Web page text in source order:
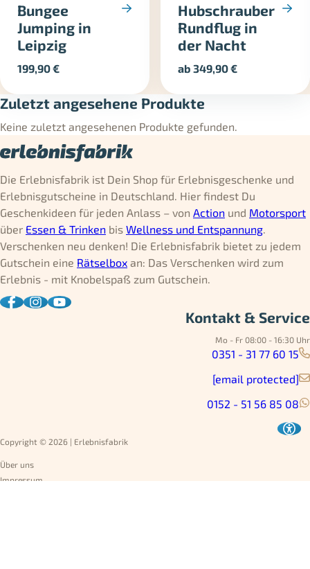
Bungee
Jumping in
Leipzig
199,90€
Hubschrauber
Rundflug in
der Nacht
ab349,90€
Zuletzt angesehene Produkte
Keine zuletzt angesehenen Produkte gefunden.
Die Erlebnisfabrik ist Dein Shop für Erlebnisgeschenke und
Erlebnisgutscheine in Deutschland. Hier findest Du
Geschenkideen für jeden Anlass – von Action und Motorsport
über Essen & Trinken bis Wellness und Entspannung
Verschenken neu denken! Die Erlebnisfabrik bietet zu jedem
Gutschein eine Rätselbox an: Das Verschenken wird zum
Erlebnis - mit Knobelspaß zum Gutschein.
Kontakt & Service
Mo - Fr 08:00 - 16:30 Uhr
0351 - 31 77 60 15
[email protected]
0152 - 51 56 85 08
Copyright © 2026 | Erlebnisfabrik
Über uns
Impressum